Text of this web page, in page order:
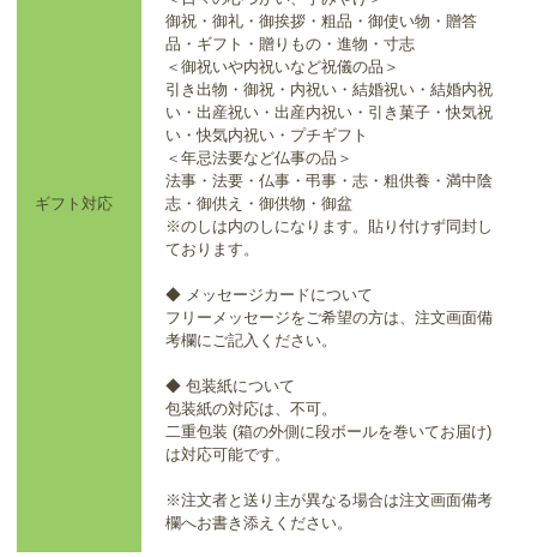
ギフト対応
御祝・御礼・御挨拶・粗品・御使い物・贈答
品・ギフト・贈りもの・進物・寸志
＜御祝いや内祝いなど祝儀の品＞
引き出物・御祝・内祝い・結婚祝い・結婚内祝
い・出産祝い・出産内祝い・引き菓子・快気祝
い・快気内祝い・プチギフト
＜年忌法要など仏事の品＞
法事・法要・仏事・弔事・志・粗供養・満中陰
志・御供え・御供物・御盆
※のしは内のしになります。貼り付けず同封し
ております。
◆ メッセージカードについて
フリーメッセージをご希望の方は、注文画面備
考欄にご記入ください。
◆ 包装紙について
包装紙の対応は、不可。
二重包装 (箱の外側に段ボールを巻いてお届け)
は対応可能です。
※注文者と送り主が異なる場合は注文画面備考
欄へお書き添えください。